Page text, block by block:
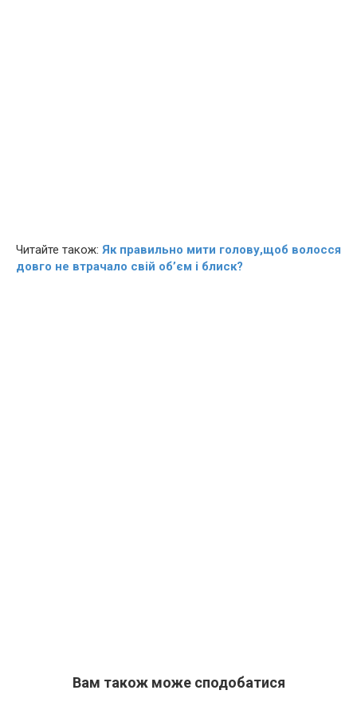
Читайте також: Як правильно мити голову,щоб волосся
довго не втрачало свій об’єм і блиск?
Вам також може сподобатися